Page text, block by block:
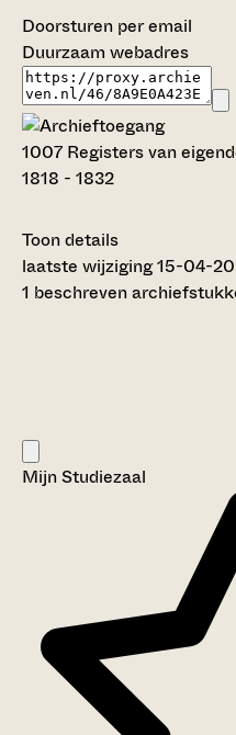
Doorsturen per email
Duurzaam webadres
1007 Registers van
1818 - 1832
Toon details
Datering:
1818 - 1832
Titel inventaris:
Registers van
Eigendom, bezit en
laatste wijziging 15-04-
1 beschreven
Mijn Studiezaal